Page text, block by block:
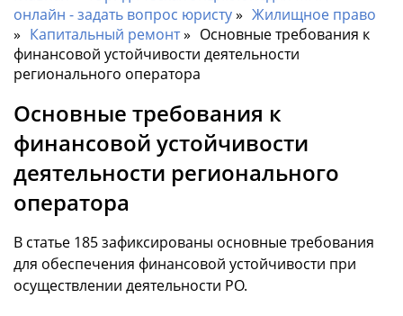
онлайн - задать вопрос юристу
Жилищное право
Капитальный ремонт
Основные требования к
финансовой устойчивости деятельности
регионального оператора
Основные требования к
финансовой устойчивости
деятельности регионального
оператора
В статье 185 зафиксированы основные требования
для обеспечения финансовой устойчивости при
осуществлении деятельности РО.